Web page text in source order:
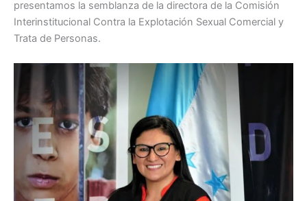
presentamos la semblanza de la directora de la Comisión
Interinstitucional Contra la Explotación Sexual Comercial y
Trata de Personas.